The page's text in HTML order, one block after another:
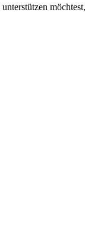
möchtest,